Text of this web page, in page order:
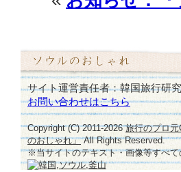
サイト運営責任者：韓国旅行研
お問い合わせはこちら
Copyright (C) 2011-2026旅行のプロ
のおしゃれ」All Rights Reserved.
※当サイトのテキスト・画像等すべ